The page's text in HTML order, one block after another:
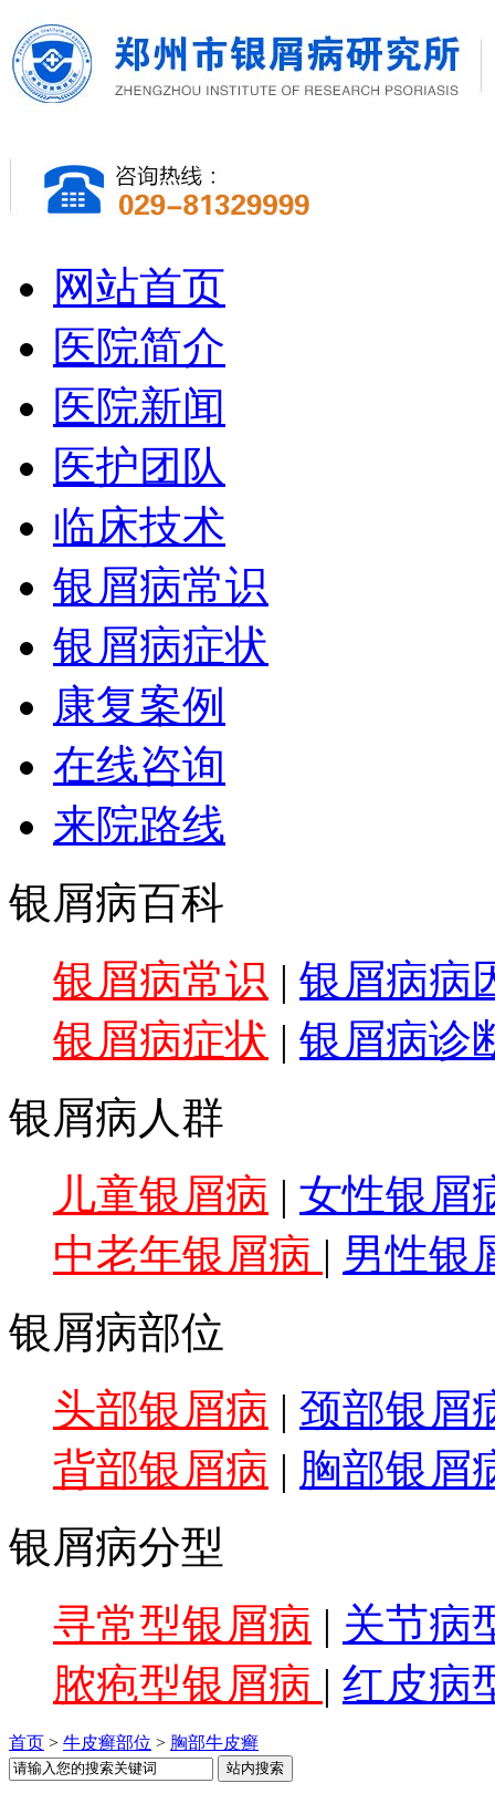
网站首页
医院简介
医院新闻
医护团队
临床技术
银屑病常识
银屑病症状
康复案例
在线咨询
来院路线
银屑病百科
银屑病常识 | 银屑病病
银屑病症状 | 银屑病诊
银屑病人群
儿童银屑病 | 女性银屑
中老年银屑病 | 男性银
银屑病部位
头部银屑病 | 颈部银屑
背部银屑病 | 胸部银屑
银屑病分型
寻常型银屑病 | 关节病
脓疱型银屑病 | 红皮病
首页 > 牛皮癣部位 > 胸部牛皮癣